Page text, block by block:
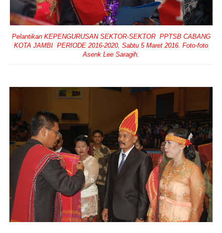
Pelantikan KEPENGURUSAN SEKTOR-SEKTOR PPTSB CABANG
KOTA JAMBI PERIODE 2016-2020, Sabtu 5 Maret 2016. Foto-foto
Asenk Lee Saragih.